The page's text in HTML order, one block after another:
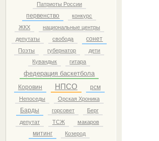
Патриоты России
первенство
конкурс
ЖКХ
национальные центры
депутаты
свобода сонет
Поэты губернатор
дети
Кувандык
гитара
федерация баскетбола
Коровин НПСО рсм
Непоседы Орская Хроника
Барды горсовет
Берг
депутат
ТСЖ макаров
митинг Козерод